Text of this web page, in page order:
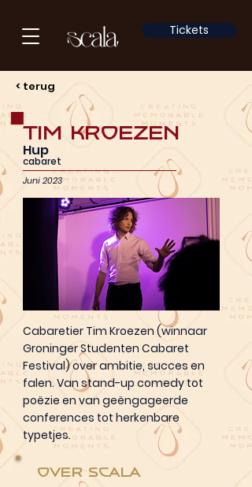
Tickets
< terug
Tim Kroezen
Hup
cabaret
Juni 2023
Cabaretier Tim Kroezen (winnaar
Groninger Studenten Cabaret
Festival) over ambitie, succes en
falen. Van stand-up comedy tot
poëzie en van geëngageerde
conferences tot herkenbare
typetjes.
Over Scala